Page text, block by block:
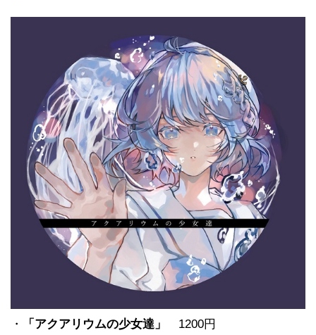
・ 「アクアリウムの少女達」 1200円